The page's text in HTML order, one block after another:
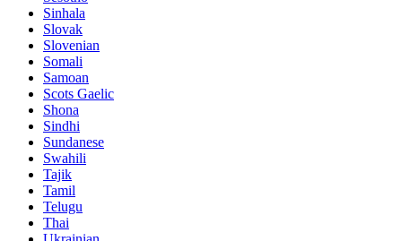
Sinhala
Slovak
Slovenian
Somali
Samoan
Scots Gaelic
Shona
Sindhi
Sundanese
Swahili
Tajik
Tamil
Telugu
Thai